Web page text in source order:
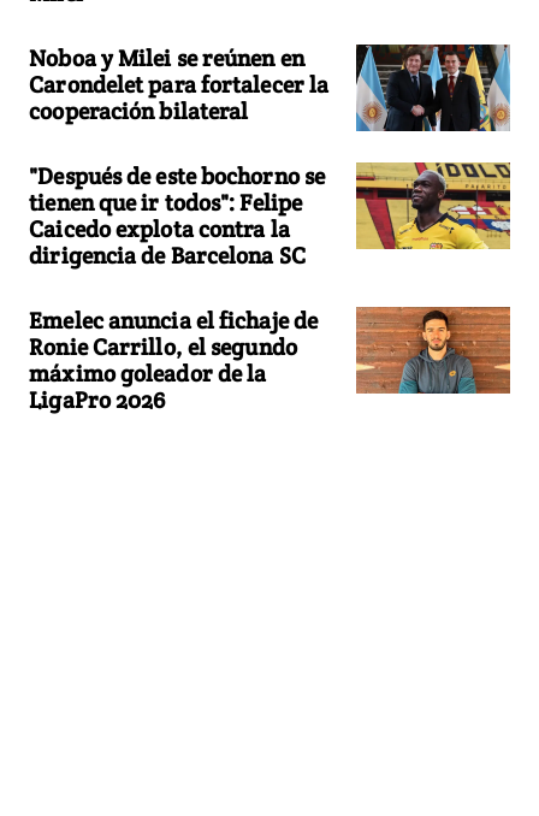
Noboa y Milei se reúnen en
Carondelet para fortalecer la
cooperación bilateral
"Después de este bochorno se
tienen que ir todos": Felipe
Caicedo explota contra la
dirigencia de Barcelona SC
Emelec anuncia el fichaje de
Ronie Carrillo, el segundo
máximo goleador de la
LigaPro 2026